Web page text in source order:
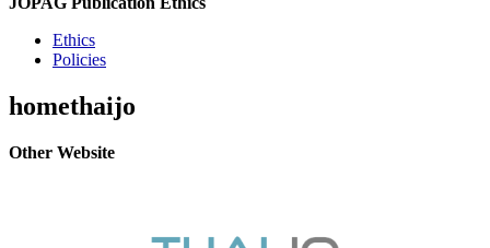
Ethics
Policies
homethaijo
Other Website